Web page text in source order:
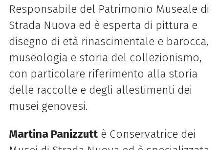
Responsabile del Patrimonio Museale di
Strada Nuova ed è esperta di pittura e
disegno di età rinascimentale e barocca,
museologia e storia del collezionismo,
con particolare riferimento alla storia
delle raccolte e degli allestimenti dei
musei genovesi.
Martina Panizzuttè Conservatrice dei